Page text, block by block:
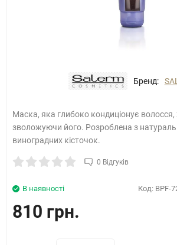
Бренд:
Маска, яка глибоко кондиціонує
зволожуючи його. Розроблена з
виноградних кісточок.
0 Відгуків
Код: BPF-
В наявності
810 грн.